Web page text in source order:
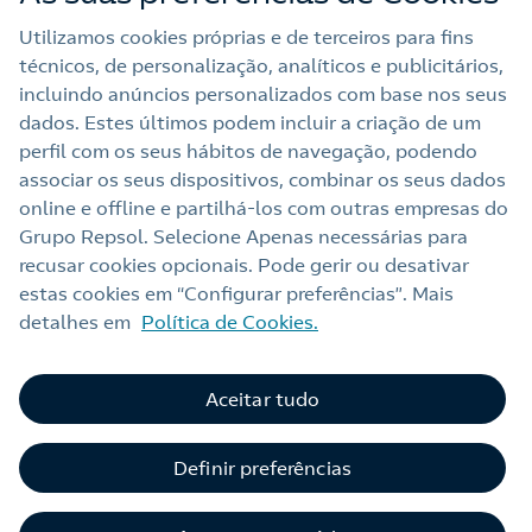
Links Úteis
Nota legal
Política de privacidade
Política de cookies
Termos e Condições My Repsol
Alerta por fraude
Livro de Reclamações Online
Canal de Ética e Conformidade
Utilizamos cookies próprias e de terceiros para fins
técnicos, de personalização, analíticos e publicitários,
incluindo anúncios personalizados com base nos seus
dados. Estes últimos podem incluir a criação de um
perfil com os seus hábitos de navegação, podendo
associar os seus dispositivos, combinar os seus dados
online e offline e partilhá‑los com outras empresas do
Grupo Repsol. Selecione Apenas necessárias para
recusar cookies opcionais. Pode gerir ou desativar
estas cookies em “Configurar preferências”. Mais
detalhes em Política de Cookies.
Definir preferências
Aceitar tudo